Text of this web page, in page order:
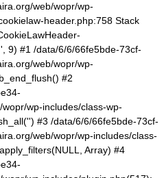
web/wopr/wp-
header.php:758 Stack
9) #1 /data/6/6/66fe5bde-73cf-
web/wopr/wp-
#2
wp-includes/class-wp-
#3 /data/6/6/66fe5bde-73cf-
web/wopr/wp-includes/class-
Array) #4